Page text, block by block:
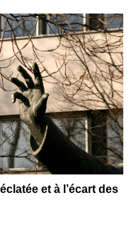
et à l’écart des